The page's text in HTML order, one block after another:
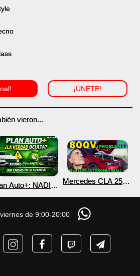
¡ÚNETE!
vieron...
Auto+: NADIE
eléctricos y
2026
Mercedes CLA 250+
COCHE que NO lo
necesita? PRUEBA
de AUTONOMÍA
de 9:00-20:00